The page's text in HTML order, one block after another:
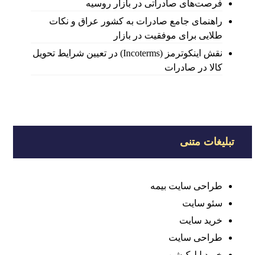
فرصت‌های صادراتی در بازار روسیه
راهنمای جامع صادرات به کشور عراق و نکات
طلایی برای موفقیت در بازار
نقش اینکوترمز (Incoterms) در تعیین شرایط تحویل
کالا در صادرات
تبلیغات متنی
طراحی سایت بیمه
سئو سایت
خرید سایت
طراحی سایت